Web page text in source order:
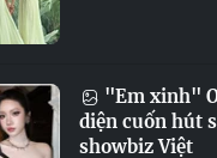
"Em xinh"
diện cuốn hút
showbiz Việt